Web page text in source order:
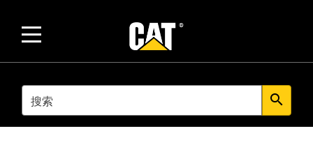
SEARCH search